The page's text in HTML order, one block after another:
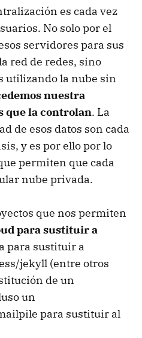
es cada vez
No solo por el
servidores para sus
red de redes, sino
utilizando la nube sin
nuestra
que la controlan. La
de esos datos son cada
y es por ello por lo
permiten que cada
nube privada.
que nos permiten
para sustituir a
para sustituir a
jekyll (entre otros
de un
un
para sustituir al